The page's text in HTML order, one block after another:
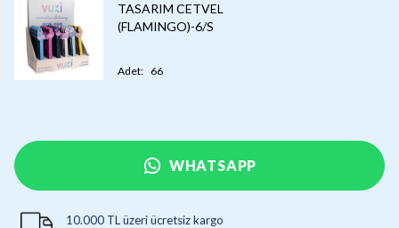
TASARIM CETVEL
(FLAMINGO)-6/S
Adet: 66
WHATSAPP
10.000 TL üzeri ücretsiz kargo